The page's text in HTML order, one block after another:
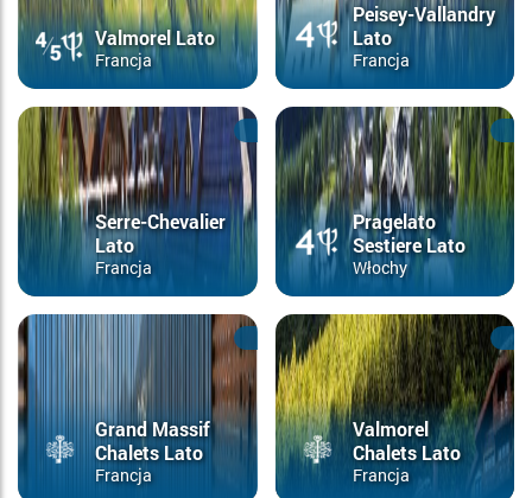
Valmorel Lato
Francja
Peisey-Vallandry
Lato
Francja
Serre-Chevalier
Lato
Francja
Pragelato
Sestiere Lato
Włochy
Grand Massif
Chalets Lato
Francja
Valmorel
Chalets Lato
Francja